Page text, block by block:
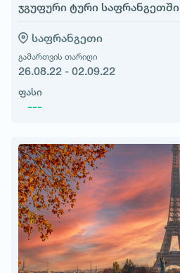
ჯგუფური ტური საფრანგეთში
საფრანგეთი
გამართვის თარიღი
26.08.22 - 02.09.22
ფასი
---